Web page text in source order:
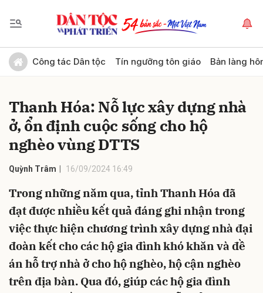
Công tác Dân tộc Tín ngưỡng tôn giáo Bản làng
Thanh Hóa: Nỗ lực xây dựng nhà
ở, ổn định cuộc sống cho hộ
nghèo vùng DTTS
Quỳnh Trâm 16/09/2024 16:49
Trong những năm qua, tỉnh Thanh Hóa đã
đạt được nhiều kết quả đáng ghi nhận trong
việc thực hiện chương trình xây dựng nhà đại
đoàn kết cho các hộ gia đình khó khăn và đề
án hỗ trợ nhà ở cho hộ nghèo, hộ cận nghèo
trên địa bàn. Qua đó, giúp các hộ gia đình
Gửi bình luận